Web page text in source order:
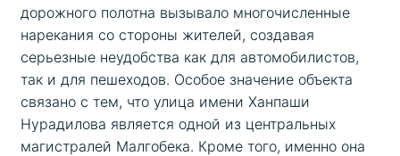
дорожного полотна вызывало многочисленные
нарекания со стороны жителей, создавая
серьезные неудобства как для автомобилистов,
так и для пешеходов. Особое значение объекта
связано с тем, что улица имени Ханпаши
Нурадилова является одной из центральных
магистралей Малгобека. Кроме того, именно она